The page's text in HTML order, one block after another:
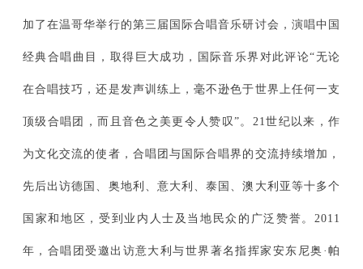
加了在温哥华举行的第三届国际合唱音乐研讨会，演唱中国
经典合唱曲目，取得巨大成功，国际音乐界对此评论“无论
在合唱技巧，还是发声训练上，毫不逊色于世界上任何一支
顶级合唱团，而且音色之美更令人赞叹”。21世纪以来，作
为文化交流的使者，合唱团与国际合唱界的交流持续增加，
先后出访德国、奥地利、意大利、泰国、澳大利亚等十多个
国家和地区，受到业内人士及当地民众的广泛赞誉。2011
年，合唱团受邀出访意大利与世界著名指挥家安东尼奥·帕